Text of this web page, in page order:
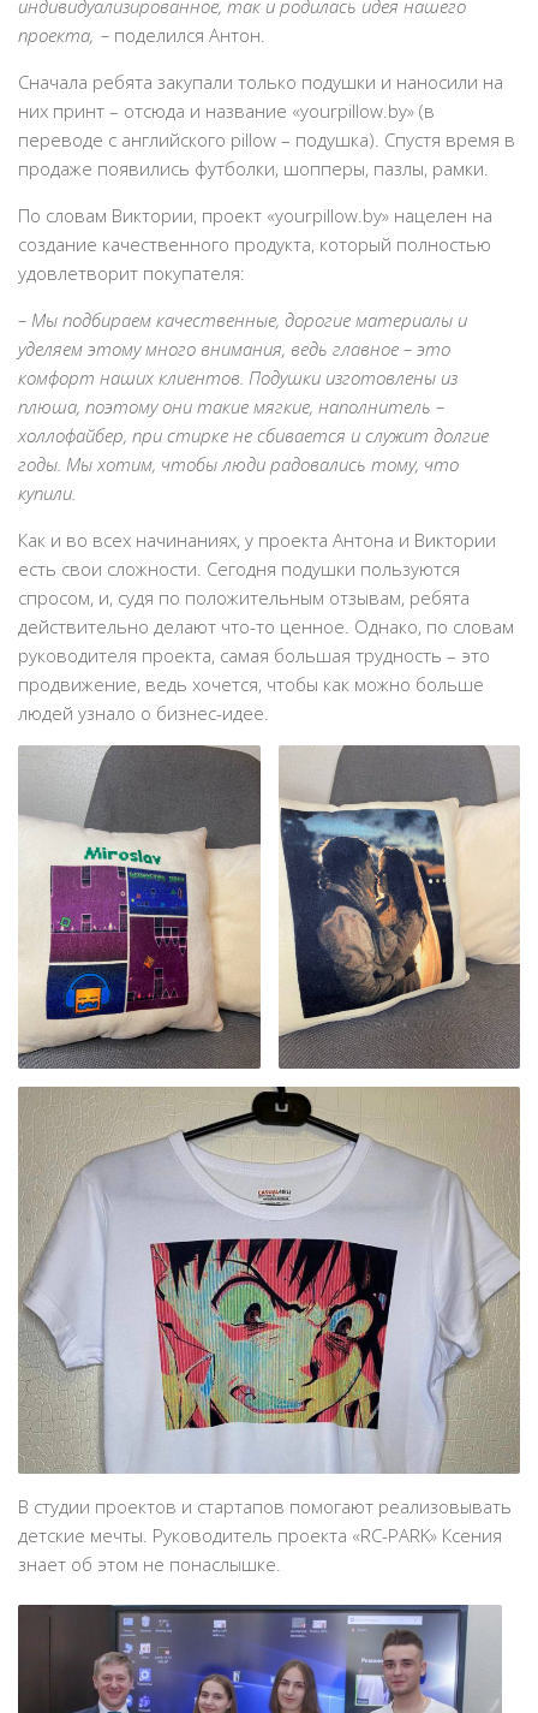
индивидуализированное, так и родилась идея нашего
проекта, – поделился Антон.
Сначала ребята закупали только подушки и наносили на
них принт – отсюда и название «yourpillow.by» (в
переводе с английского pillow – подушка). Спустя время в
продаже появились футболки, шопперы, пазлы, рамки.
По словам Виктории, проект «yourpillow.by» нацелен на
создание качественного продукта, который полностью
удовлетворит покупателя:
– Мы подбираем качественные, дорогие материалы и
уделяем этому много внимания, ведь главное – это
комфорт наших клиентов. Подушки изготовлены из
плюша, поэтому они такие мягкие, наполнитель –
холлофайбер, при стирке не сбивается и служит долгие
годы. Мы хотим, чтобы люди радовались тому, что
купили.
Как и во всех начинаниях, у проекта Антона и Виктории
есть свои сложности. Сегодня подушки пользуются
спросом, и, судя по положительным отзывам, ребята
действительно делают что-то ценное. Однако, по словам
руководителя проекта, самая большая трудность – это
продвижение, ведь хочется, чтобы как можно больше
людей узнало о бизнес-идее.
В студии проектов и стартапов помогают реализовывать
детские мечты. Руководитель проекта «RC-PARK» Ксения
знает об этом не понаслышке.